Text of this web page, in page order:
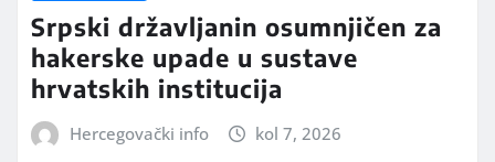
Srpski državljanin osumnjičen za
hakerske upade u sustave
hrvatskih institucija
Hercegovački info kol 7, 2026